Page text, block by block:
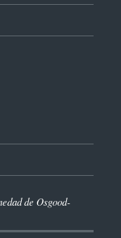
de Osgood-